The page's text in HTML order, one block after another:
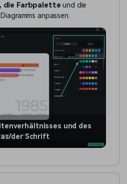
die Farbpalette und die
anpassen.
und des
der Schrift